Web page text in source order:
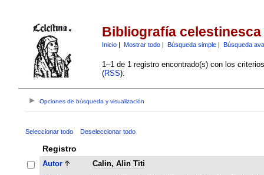
Bibliografía celestinesca
Inicio| Mostrar todo| Búsqueda simple| Búsqueda
1–1 de 1 registro encontrado(s) con los
(RSS):
Opciones de búsqueda y visualización
Seleccionar todo Deseleccionar todo
Registro
Autor
Calin, Alin Titi